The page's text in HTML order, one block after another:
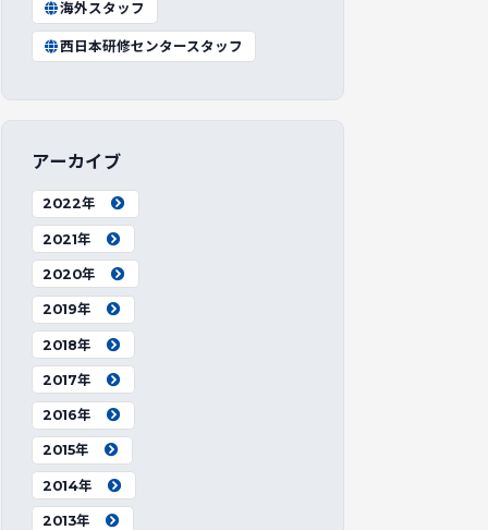
海外スタッフ
西日本研修センタースタッフ
アーカイブ
2022年
2021年
2020年
2019年
2018年
2017年
2016年
2015年
2014年
2013年